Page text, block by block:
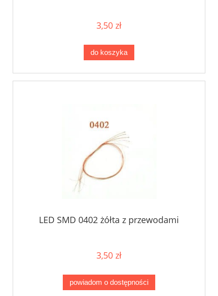
3,50 zł
do koszyka
LED SMD 0402 żółta z przewodami
3,50 zł
powiadom o dostępności